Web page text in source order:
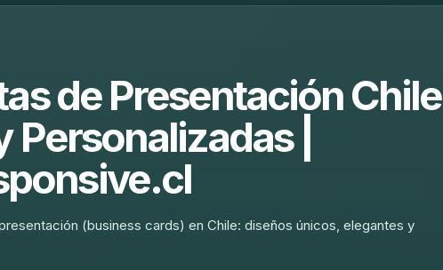
de Presentación Chile
Personalizadas |
(business cards) en Chile: diseños únicos, elegantes y